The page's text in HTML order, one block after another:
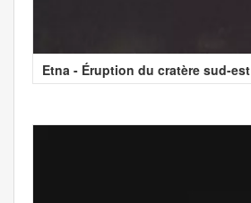
Etna - Éruption du cratère sud-est